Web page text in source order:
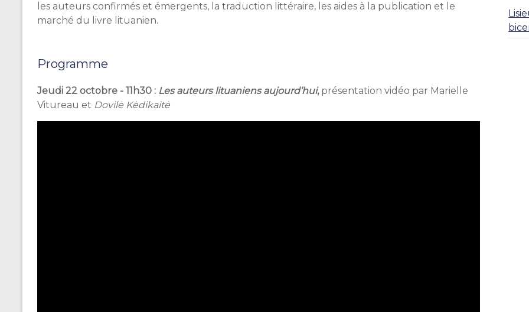
les auteurs confirmés et émergents, la traduction littéraire, les aides à la publication et le
marché du livre lituanien.
Programme
Jeudi 22 octobre - 11h30 : Les auteurs lituaniens aujourd’hui, présentation vidéo par Marielle
Vitureau et Dovilė Kėdikaitė